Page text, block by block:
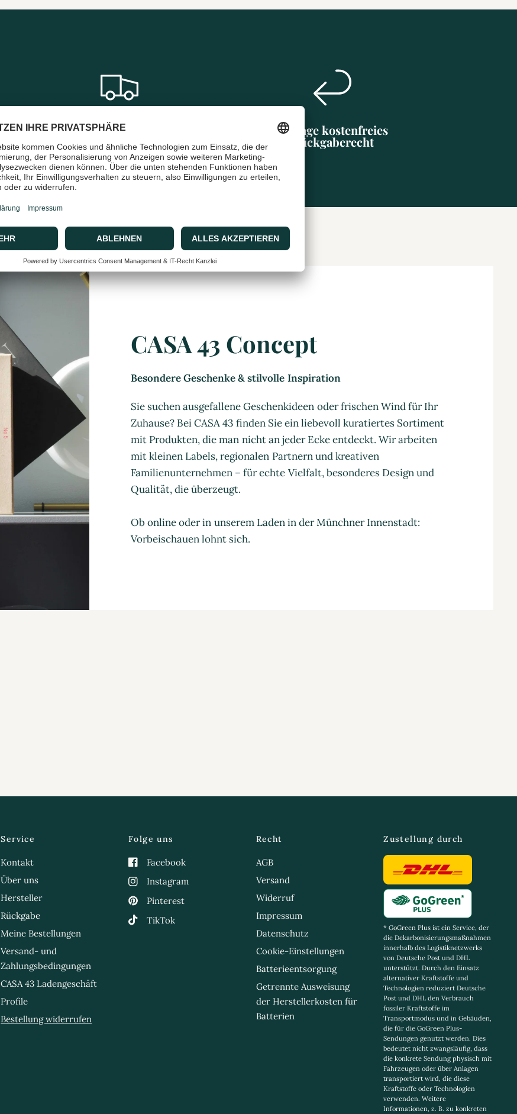
Schneller & sicherer Versand
mit DHL
30 Tage kostenfreies
Rückgaberecht
CASA 43 Concept
Besondere Geschenke & stilvolle Inspiration
Sie suchen ausgefallene Geschenkideen oder frischen Wind für Ihr
Zuhause? Bei CASA 43 finden Sie ein liebevoll kuratiertes Sortiment
mit Produkten, die man nicht an jeder Ecke entdeckt. Wir arbeiten
mit kleinen Labels, regionalen Partnern und kreativen
Familienunternehmen – für echte Vielfalt, besonderes Design und
Qualität, die überzeugt.
Ob online oder in unserem Laden in der Münchner Innenstadt:
Vorbeischauen lohnt sich.
Service
Kontakt
Über uns
Hersteller
Rückgabe
Meine Bestellungen
Versand- und
Zahlungsbedingungen
CASA 43 Ladengeschäft
Profile
Bestellung widerrufen
Folge uns
Facebook
Instagram
Pinterest
TikTok
Recht
AGB
Versand
Widerruf
Impressum
Datenschutz
Cookie-Einstellungen
Batterieentsorgung
Getrennte Ausweisung
der Herstellerkosten für
Batterien
Zustellung durch
* GoGreen Plus ist ein Service, der
die Dekarbonisierungsmaßnahmen
innerhalb des Logistiknetzwerks
von Deutsche Post und DHL
unterstützt. Durch den Einsatz
alternativer Kraftstoffe und
Technologien reduziert Deutsche
Post und DHL den Verbrauch
fossiler Kraftstoffe im
Transportmodus und in Gebäuden,
die für die GoGreen Plus-
Sendungen genutzt werden. Dies
bedeutet nicht zwangsläufig, dass
die konkrete Sendung physisch mit
Fahrzeugen oder über Anlagen
transportiert wird, die diese
Kraftstoffe oder Technologien
verwenden. Weitere
Informationen, z. B. zu konkreten